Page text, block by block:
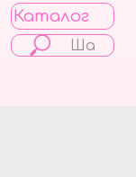
Каталог